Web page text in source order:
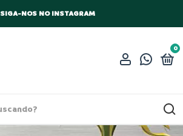
SIGA-NOS NO INSTAGRAM
0